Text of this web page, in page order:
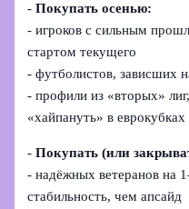
-Покупать осенью:
- игроков с сильным
стартом текущего
- футболистов, зависших
- профили из «вторых»
«хайпануть» в еврокубках
-Покупать (или
- надёжных ветеранов на
стабильность, чем апсайд